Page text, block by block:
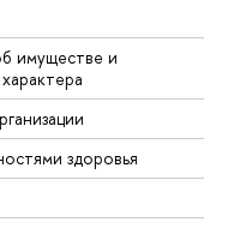
имуществе и
здоровья